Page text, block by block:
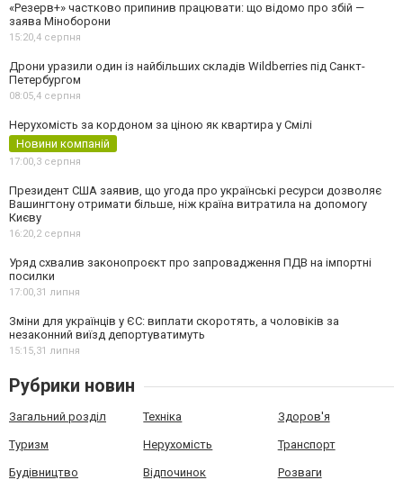
«Резерв+» частково припинив працювати: що відомо про збій —
заява Міноборони
15:20,4 серпня
Дрони уразили один із найбільших складів Wildberries під Санкт-
Петербургом
08:05,4 серпня
Нерухомість за кордоном за ціною як квартира у Смілі
Новини компаній
17:00,3 серпня
Президент США заявив, що угода про українські ресурси дозволяє
Вашингтону отримати більше, ніж країна витратила на допомогу
Києву
16:20,2 серпня
Уряд схвалив законопроєкт про запровадження ПДВ на імпортні
посилки
17:00,31 липня
Зміни для українців у ЄС: виплати скоротять, а чоловіків за
незаконний виїзд депортуватимуть
15:15,31 липня
Рубрики новин
Загальний розділ Техніка Здоров'я
Туризм Нерухомість Транспорт
Будівництво Відпочинок Розваги